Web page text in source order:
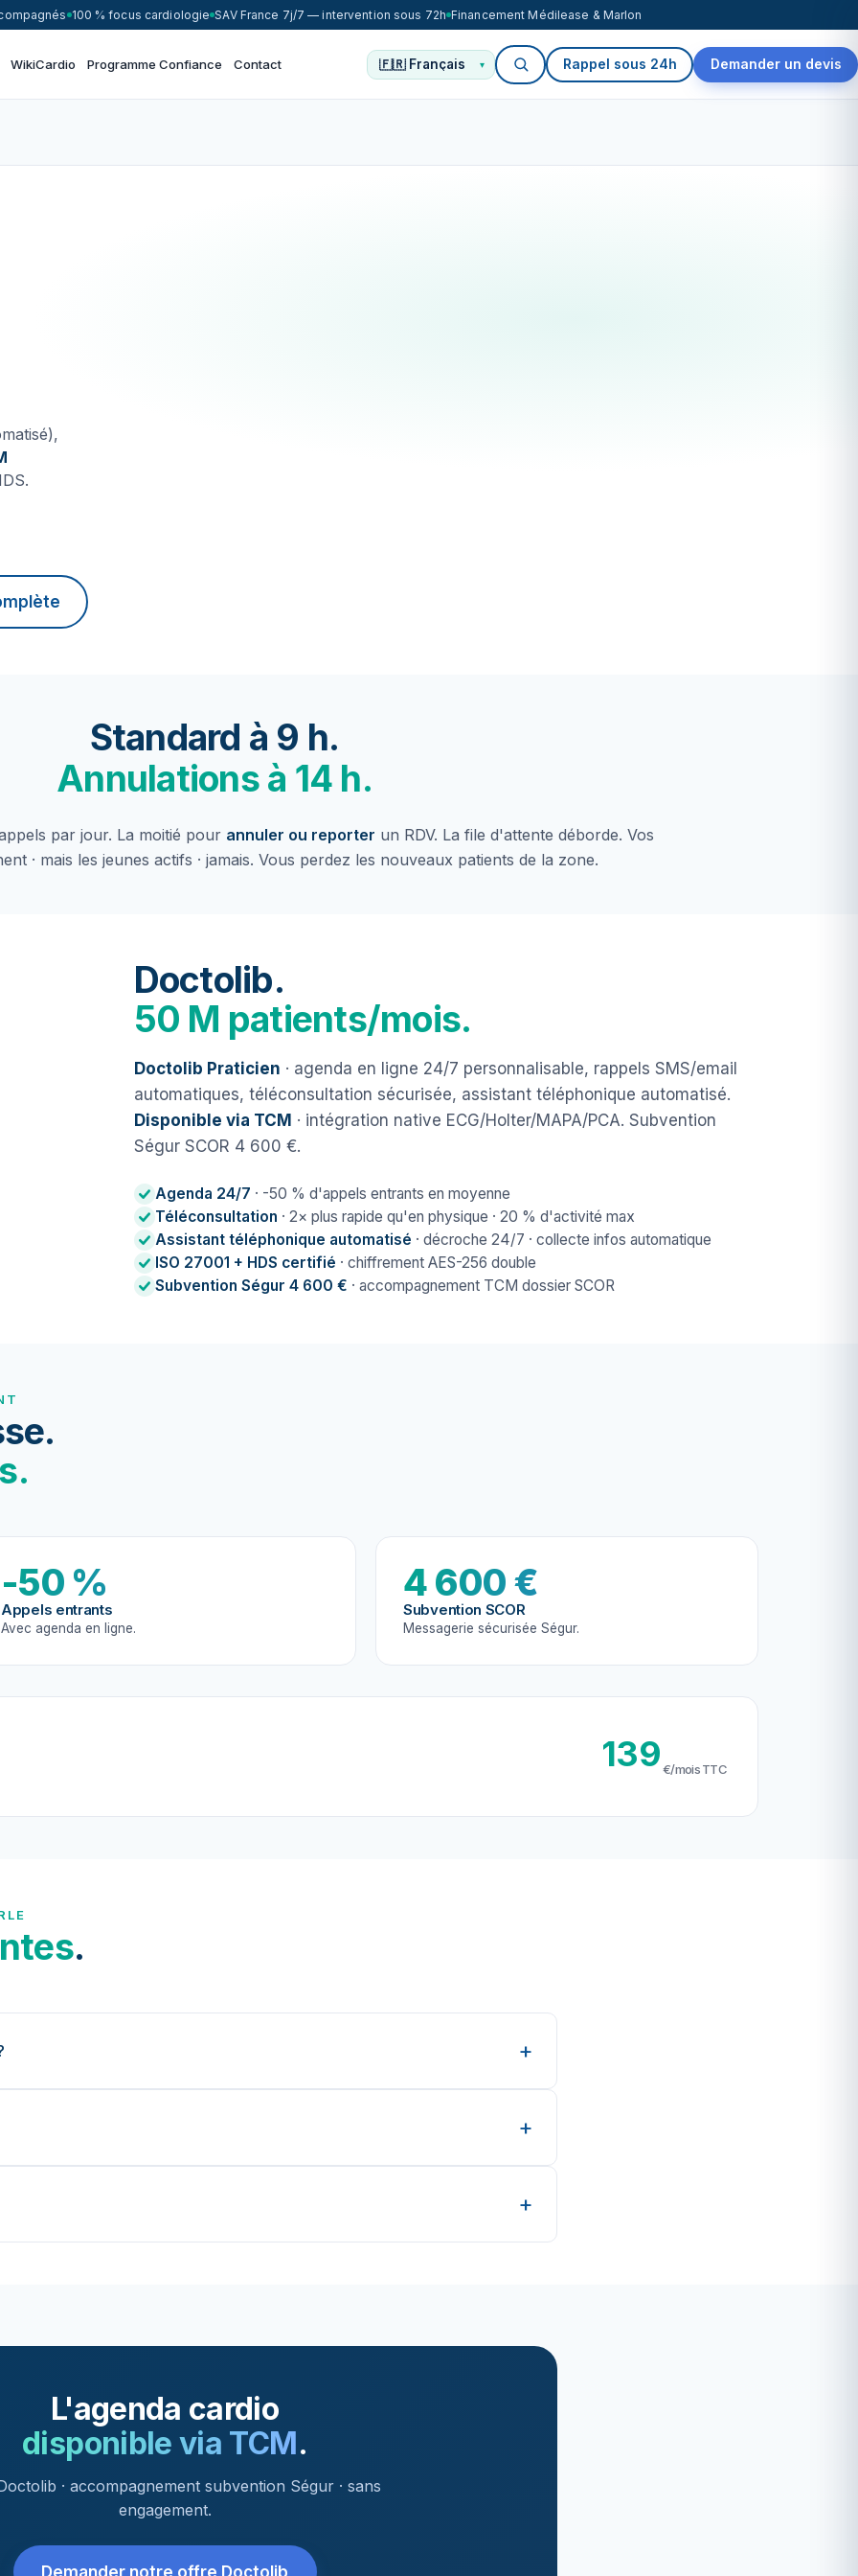
100 % focus cardiologie SAV France 7j/7 — intervention sous 72h Financement Médilease & Marlon
WikiCardio Programme Confiance Contact Rappel sous 24h Demander un devis
Standard à 9 h.
Annulations à 14 h.
par jour. La moitié pour annuler ou reporter un RDV. La file d'attente déborde. Vos
· mais les jeunes actifs · jamais. Vous perdez les nouveaux patients de la zone.
Doctolib.
50 M patients/mois.
Doctolib Praticien · agenda en ligne 24/7 personnalisable, rappels SMS/email
automatiques, téléconsultation sécurisée, assistant téléphonique automatisé.
Disponible via TCM · intégration native ECG/Holter/MAPA/PCA. Subvention
Ségur SCOR 4 600 €.
Agenda 24/7 · -50 % d'appels entrants en moyenne
Téléconsultation · 2× plus rapide qu'en physique · 20 % d'activité max
Assistant téléphonique automatisé · décroche 24/7 · collecte infos automatique
ISO 27001 + HDS certifié · chiffrement AES-256 double
Subvention Ségur 4 600 € · accompagnement TCM dossier SCOR
-50 %
Appels entrants
Avec agenda en ligne.
4 600 €
Subvention SCOR
Messagerie sécurisée Ségur.
139€/mois TTC
.
L'agenda cardio
disponible via TCM.
· accompagnement subvention Ségur · sans
engagement.
Demander notre offre Doctolib